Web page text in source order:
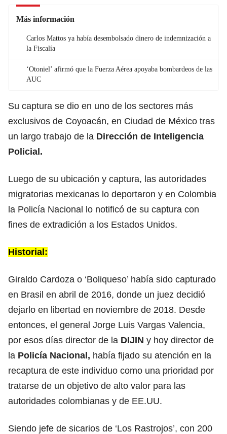
Más información
Carlos Mattos ya había desembolsado dinero de indemnización a
la Fiscalía
‘Otoniel’ afirmó que la Fuerza Aérea apoyaba bombardeos de las
AUC
Su captura se dio en uno de los sectores más
exclusivos de Coyoacán, en Ciudad de México tras
un largo trabajo de la Dirección de Inteligencia
Policial.
Luego de su ubicación y captura, las autoridades
migratorias mexicanas lo deportaron y en Colombia
la Policía Nacional lo notificó de su captura con
fines de extradición a los Estados Unidos.
Historial:
Giraldo Cardoza o ‘Boliqueso’ había sido capturado
en Brasil en abril de 2016, donde un juez decidió
dejarlo en libertad en noviembre de 2018. Desde
entonces, el general Jorge Luis Vargas Valencia,
por esos días director de la DIJIN y hoy director de
la Policía Nacional, había fijado su atención en la
recaptura de este individuo como una prioridad por
tratarse de un objetivo de alto valor para las
autoridades colombianas y de EE.UU.
Siendo jefe de sicarios de ‘Los Rastrojos’, con 200